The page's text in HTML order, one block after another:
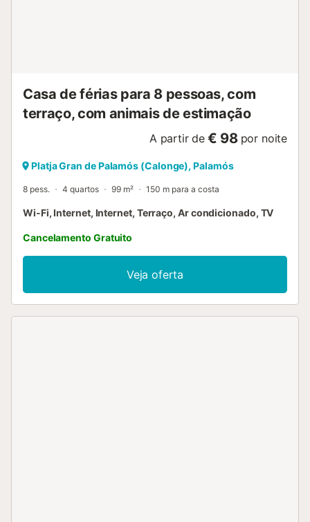
Casa de férias para 8 pessoas, com
terraço, com animais de estimação
A partir de € 98 por noite
Platja Gran de Palamós (Calonge), Palamós
8 pess. 4 quartos 99 m² 150 m para a costa
Wi-Fi, Internet, Internet, Terraço, Ar condicionado, TV
Cancelamento Gratuito
Veja oferta